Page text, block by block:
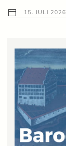
15. JULI 2026